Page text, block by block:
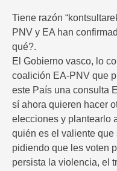
Tiene razón
PNV y EA han
qué?.
El Gobierno vasco, lo
coalición EA-PNV que
este País una consulta
sí ahora quieren hacer
elecciones y plantearlo
quién es el valiente
pidiendo que les voten
persista la violencia, el